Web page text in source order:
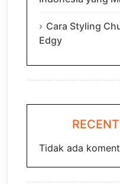
Cara Styling
Edgy
Tidak ada